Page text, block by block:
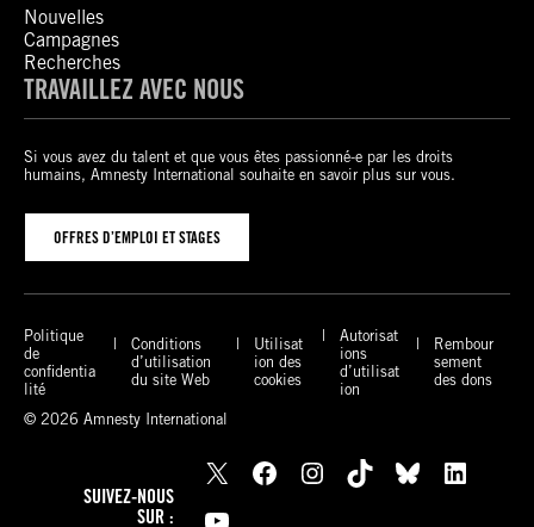
Nouvelles
Campagnes
Recherches
TRAVAILLEZ AVEC NOUS
Si vous avez du talent et que vous êtes passionné-e par les droits
humains, Amnesty International souhaite en savoir plus sur vous.
OFFRES D’EMPLOI ET STAGES
Politique
de
confidentia
lité
Conditions
d’utilisation
du site Web
Utilisat
ion des
cookies
Autorisat
ions
d’utilisat
ion
Rembour
sement
des dons
© 2026 Amnesty International
SUIVEZ-NOUS
SUR :
X Facebook Instagram TikTok Bluesky
LinkedIn
YouTube